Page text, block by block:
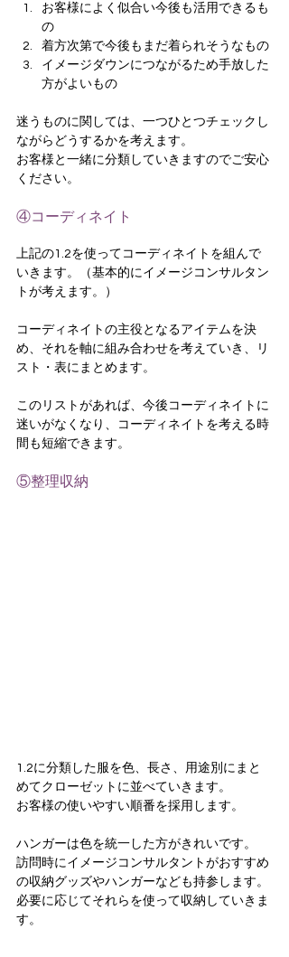
お客様によく似合い今後も活用できるも
の
着方次第で今後もまだ着られそうなもの
イメージダウンにつながるため手放した
方がよいもの
迷うものに関しては、一つひとつチェックし
ながらどうするかを考えます。
お客様と一緒に分類していきますのでご安心
ください。
④コーディネイト
上記の1.2を使ってコーディネイトを組んで
いきます。（基本的にイメージコンサルタン
トが考えます。）
コーディネイトの主役となるアイテムを決
め、それを軸に組み合わせを考えていき、リ
スト・表にまとめます。
このリストがあれば、今後コーディネイトに
迷いがなくなり、コーディネイトを考える時
間も短縮できます。
⑤整理収納
1.2に分類した服を色、長さ、用途別にまと
めてクローゼットに並べていきます。
お客様の使いやすい順番を採用します。
ハンガーは色を統一した方がきれいです。
訪問時にイメージコンサルタントがおすすめ
の収納グッズやハンガーなども持参します。
必要に応じてそれらを使って収納していきま
す。